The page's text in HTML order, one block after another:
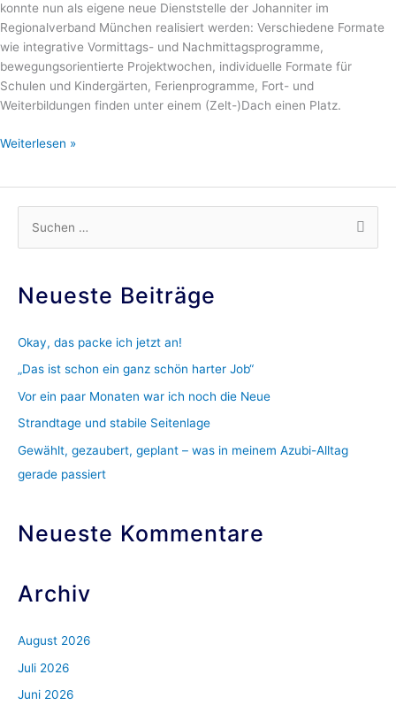
konnte nun als eigene neue Dienststelle der Johanniter im
Regionalverband München realisiert werden: Verschiedene Formate
wie integrative Vormittags- und Nachmittagsprogramme,
bewegungsorientierte Projektwochen, individuelle Formate für
Schulen und Kindergärten, Ferienprogramme, Fort- und
Weiterbildungen finden unter einem (Zelt-)Dach einen Platz.
Weiterlesen »
h
n
n
a
c
h
:
Neueste Beiträge
Okay, das packe ich jetzt an!
„Das ist schon ein ganz schön harter Job“
Vor ein paar Monaten war ich noch die Neue
Strandtage und stabile Seitenlage
Gewählt, gezaubert, geplant – was in meinem Azubi-Alltag
gerade passiert
Neueste Kommentare
Archiv
August 2026
Juli 2026
Juni 2026